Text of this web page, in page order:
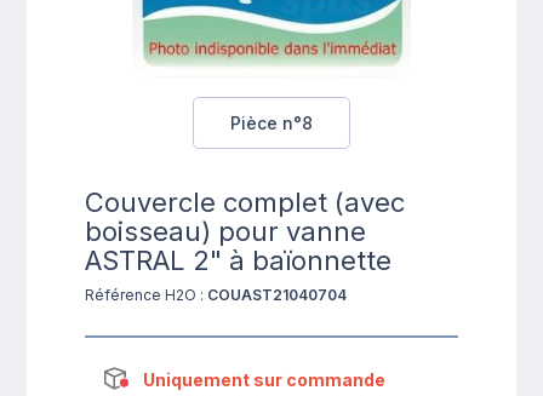
Pièce n°8
Couvercle complet (avec
boisseau) pour vanne
ASTRAL 2" à baïonnette
Référence H2O : COUAST21040704
Uniquement sur commande